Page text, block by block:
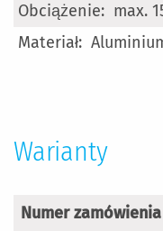
max.
Warianty
Numer zamówienia